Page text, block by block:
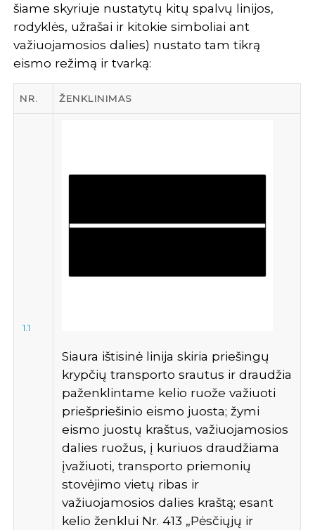
šiame skyriuje nustatytų kitų spalvų linijos,
rodyklės, užrašai ir kitokie simboliai ant
važiuojamosios dalies) nustato tam tikrą
eismo režimą ir tvarką:
NR. ŽENKLINIMAS
1.1
Siaura ištisinė linija skiria priešingų
krypčių transporto srautus ir draudžia
paženklintame kelio ruože važiuoti
priešpriešinio eismo juosta; žymi
eismo juostų kraštus, važiuojamosios
dalies ruožus, į kuriuos draudžiama
įvažiuoti, transporto priemonių
stovėjimo vietų ribas ir
važiuojamosios dalies kraštą; esant
kelio ženklui Nr. 413 „Pėsčiųjų ir